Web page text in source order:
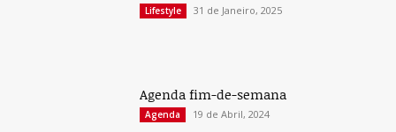
Lifestyle 31 de Janeiro, 2025
Agenda fim-de-semana
Agenda 19 de Abril, 2024